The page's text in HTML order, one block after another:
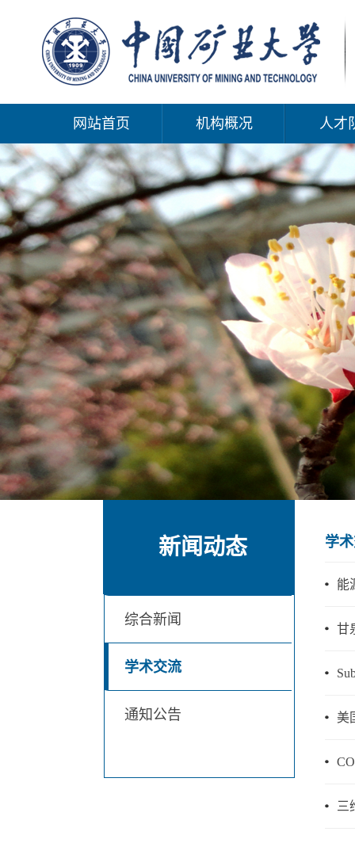
网站首页 机构概况 人才
新闻动态
综合新闻
学术交流
通知公告
学
能
甘
美
三